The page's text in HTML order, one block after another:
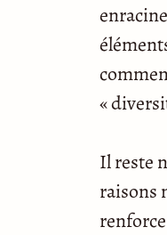
«
Il reste
raisons